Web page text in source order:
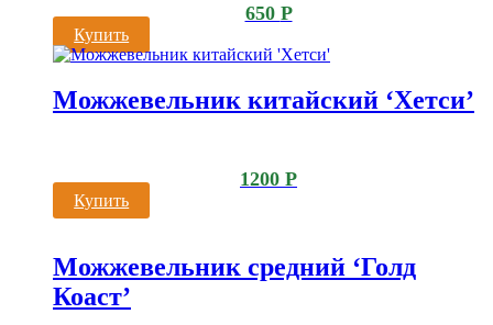
650 Р
Купить
Можжевельник китайский ‘Хетси’
1200 Р
Купить
Можжевельник средний ‘Голд
Коаст’